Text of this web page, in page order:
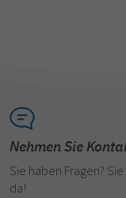
Nehmen Sie
Sie haben Fragen?
da!